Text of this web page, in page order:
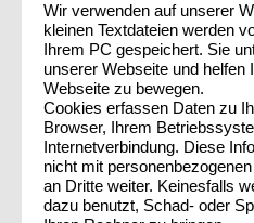
Wir verwenden auf unserer
kleinen Textdateien werden
Ihrem PC gespeichert. Sie
unserer Webseite und helfen
Webseite zu bewegen.
Cookies erfassen Daten zu
Browser, Ihrem
Internetverbindung. Diese
nicht mit
an Dritte weiter. Keinesfalls
dazu benutzt, Schad- oder